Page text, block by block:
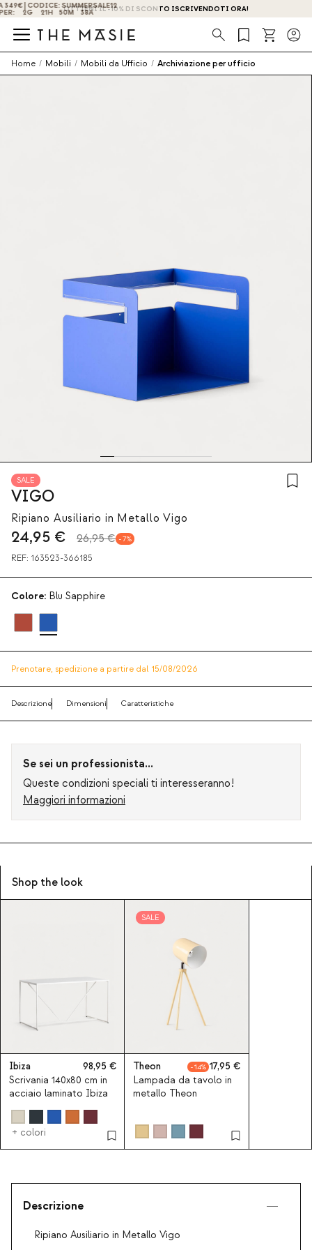
OTTIENI IL -10% DI SCONTO ISCRIVENDOTI ORA!
Ricerca
Home / Mobili / Mobili da Ufficio / Archiviazione per ufficio
SALE
VIGO
Ripiano Ausiliario in Metallo Vigo
24,95 € 26,95 € 7
REF: 163523-366185
Colore: Blu Sapphire
Prenotare, spedizione a partire dal 15/08/2026
Descrizione Dimensioni Caratteristiche
Se sei un professionista...
Queste condizioni speciali ti interesseranno!
Maggiori informazioni
Shop the look
Ibiza
98,95
Scrivania 140x80 cm in
acciaio laminato Ibiza
+ colori
SALE
Theon 14
17,95
Lampada da tavolo in
metallo Theon
Descrizione
Ripiano Ausiliario in Metallo Vigo